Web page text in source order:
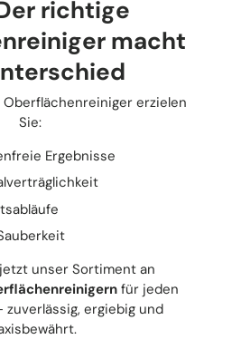
richtige
macht
erzielen
Sie:
Ergebnisse
unser Sortiment an
für jeden
zuverlässig, ergiebig und